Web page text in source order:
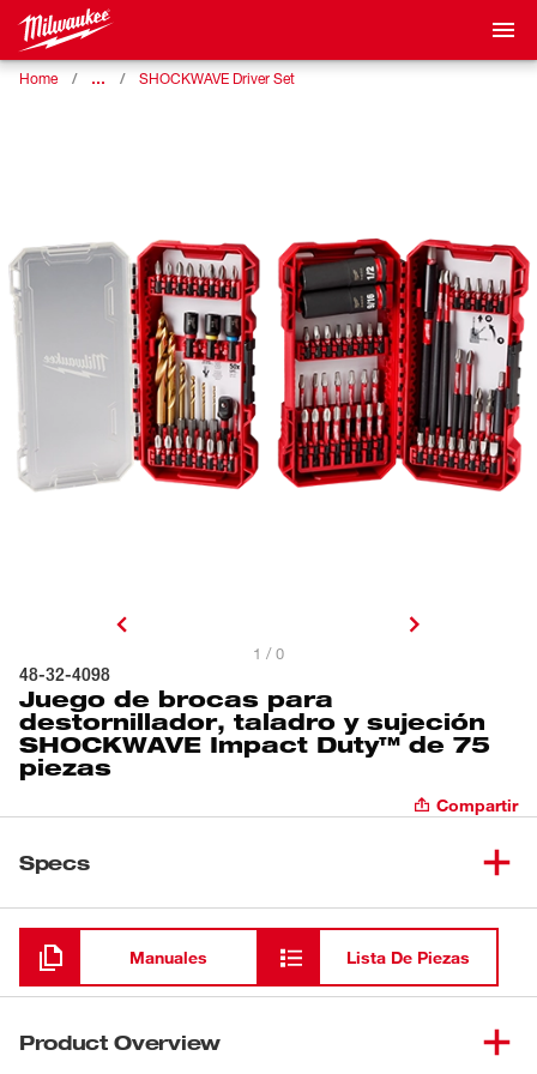
Home … SHOCKWAVE Driver Set
1 / 0
48-32-4098
Juego de brocas para
destornillador, taladro y sujeción
SHOCKWAVE Impact Duty™ de 75
piezas
Compartir
Specs
Cargando
Manuales Lista De Piezas
Product Overview